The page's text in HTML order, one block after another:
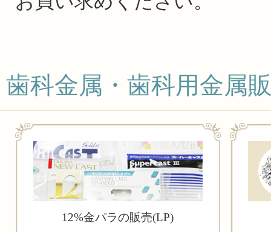
歯科金属・歯科用金属
12%金パラの販売(LP)